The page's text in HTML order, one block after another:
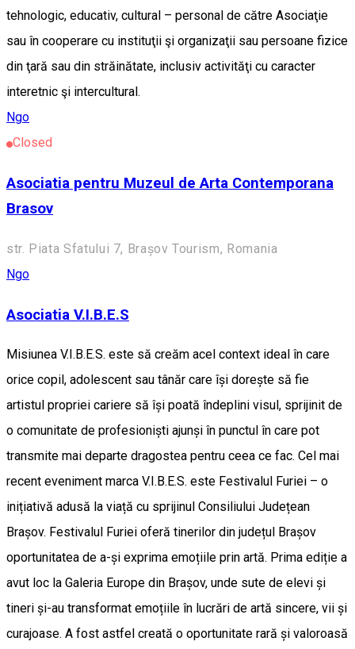
tehnologic, educativ, cultural – personal de către Asociaţie
sau în cooperare cu instituţii şi organizaţii sau persoane fizice
din ţară sau din străinătate, inclusiv activităţi cu caracter
interetnic şi intercultural.
Ngo
Closed
Asociatia pentru Muzeul de Arta Contemporana
Brasov
str. Piata Sfatului 7, Brașov Tourism, Romania
Ngo
Asociatia V.I.B.E.S
Misiunea V.I.B.E.S. este să creăm acel context ideal în care
orice copil, adolescent sau tânăr care își dorește să fie
artistul propriei cariere să își poată îndeplini visul, sprijinit de
o comunitate de profesioniști ajunși în punctul în care pot
transmite mai departe dragostea pentru ceea ce fac. Cel mai
recent eveniment marca V.I.B.E.S. este Festivalul Furiei – o
inițiativă adusă la viață cu sprijinul Consiliului Județean
Brașov. Festivalul Furiei oferă tinerilor din județul Brașov
oportunitatea de a-și exprima emoțiile prin artă. Prima ediție a
avut loc la Galeria Europe din Brașov, unde sute de elevi și
tineri și-au transformat emoțiile în lucrări de artă sincere, vii și
curajoase. A fost astfel creată o oportunitate rară și valoroasă